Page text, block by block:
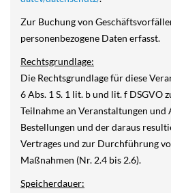
Zur Buchung von
personenbezogene Daten erfasst.
Rechtsgrundlage:
Die Rechtsgrundlage für diese
6 Abs. 1 S. 1 lit. b und lit. f DSGVO
Teilnahme an Veranstaltungen und
Bestellungen und der daraus
Vertrages und zur Durchführung
Maßnahmen (Nr. 2.4 bis 2.6).
Speicherdauer: